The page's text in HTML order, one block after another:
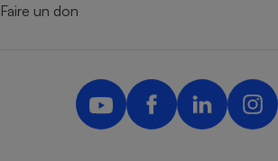
Faire un don